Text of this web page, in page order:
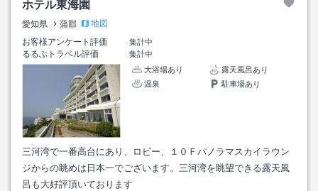
ホテル東海園
愛知県 蒲郡
地図
お客様アンケート評価
集計中
るるぶトラベル評価
集計中
大浴場あり
露天風呂あり
温泉
駐車場あり
三河湾で一番高台にあり、ロビー、１０Ｆパノラマスカイラウン
ジからの眺めは日本一でございます。三河湾を眺望できる露天風
呂も大好評頂いております